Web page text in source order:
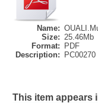
Name:
Size: 25.46Mb
Format:
PDF
Description:
PC00270
This item appears